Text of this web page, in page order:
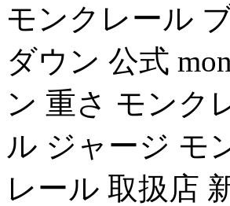
モンクレール
ダウン 公式
ン 重さ モンク
ル ジャージ モ
レール 取扱店